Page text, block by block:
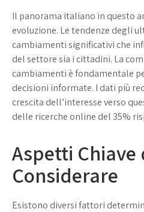
Il panorama italiano in questo
evoluzione. Le tendenze degli
cambiamenti significativi che
del settore sia i cittadini. La
cambiamenti è fondamentale
decisioni informate. I dati più
crescita dell’interesse verso
delle ricerche online del 35%
Aspetti Chiave
Considerare
Esistono diversi fattori